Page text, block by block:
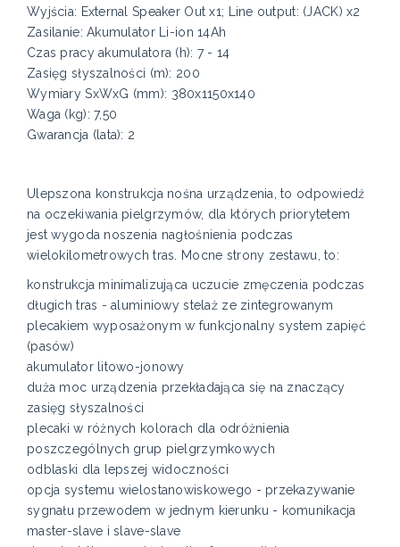
Wyjścia: External Speaker Out x1; Line output: (JACK) x2
Zasilanie: Akumulator Li-ion 14Ah
Czas pracy akumulatora (h): 7 - 14
Zasięg słyszalności (m): 200
Wymiary SxWxG (mm): 380x1150x140
Waga (kg): 7,50
Gwarancja (lata): 2
Ulepszona konstrukcja nośna urządzenia, to odpowiedź
na oczekiwania pielgrzymów, dla których priorytetem
jest wygoda noszenia nagłośnienia podczas
wielokilometrowych tras. Mocne strony zestawu, to:
konstrukcja minimalizująca uczucie zmęczenia podczas
długich tras - aluminiowy stelaż ze zintegrowanym
plecakiem wyposażonym w funkcjonalny system zapięć
(pasów)
akumulator litowo-jonowy
duża moc urządzenia przekładająca się na znaczący
zasięg słyszalności
plecaki w różnych kolorach dla odróżnienia
poszczególnych grup pielgrzymkowych
odblaski dla lepszej widoczności
opcja systemu wielostanowiskowego - przekazywanie
sygnału przewodem w jednym kierunku - komunikacja
master-slave i slave-slave